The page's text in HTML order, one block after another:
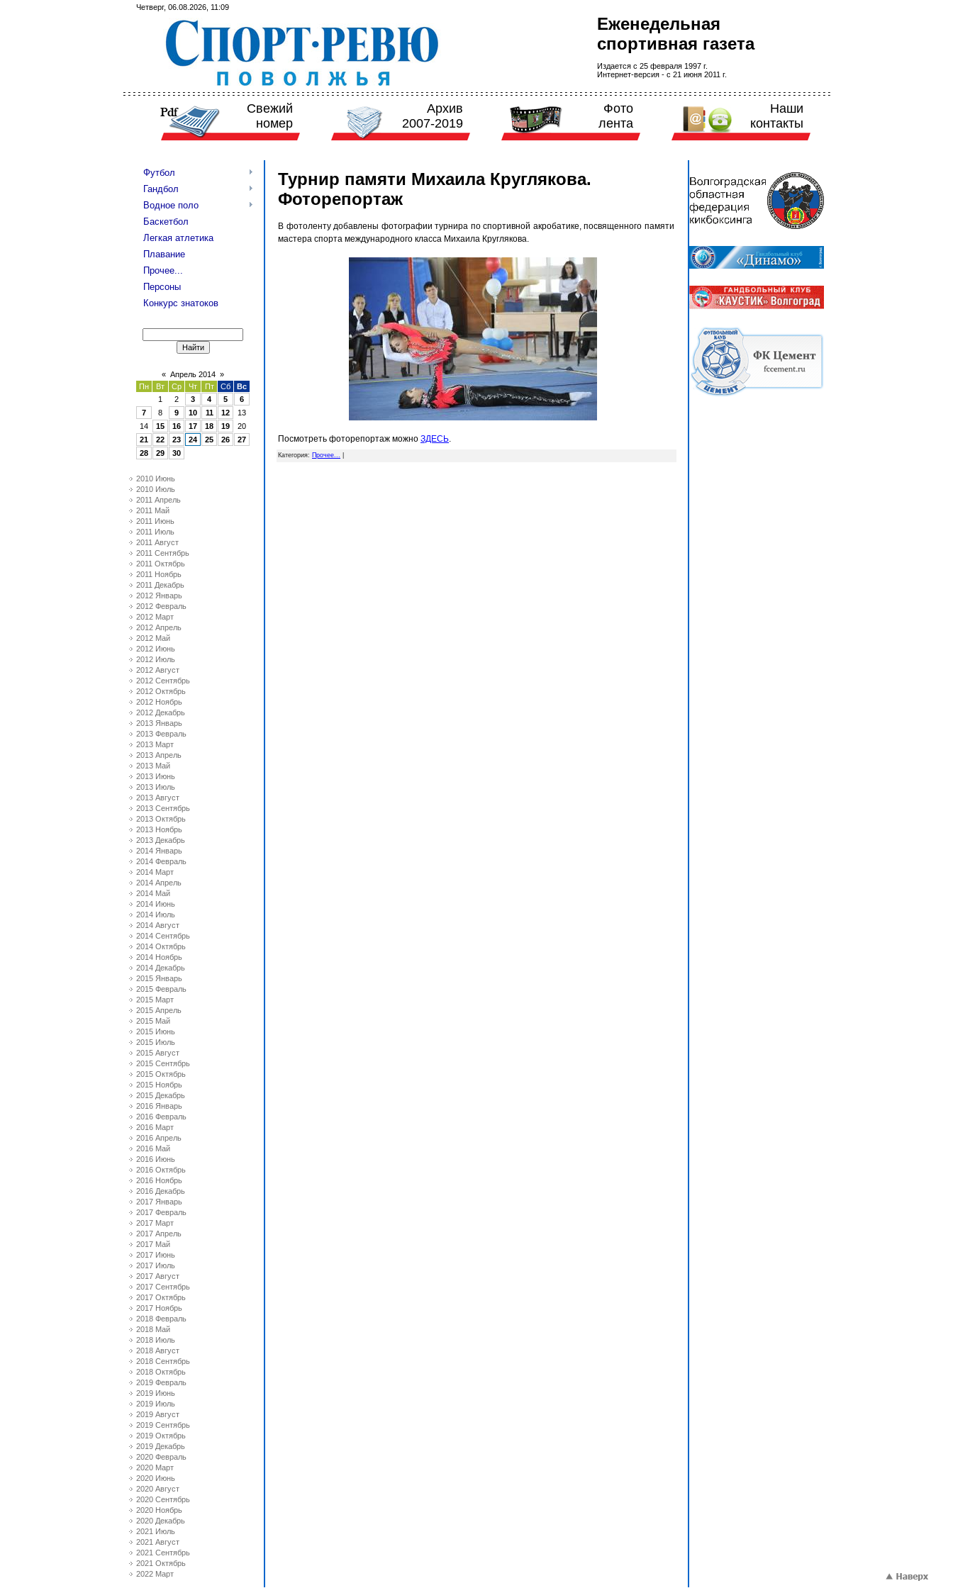
Четверг, 06.08.2026, 11:09
Еженедельная
спортивная газета
Издается с 25 февраля 1997 г.
Интернет-версия - с 21 июня 2011 г.
Свежий
номер
Архив
2007-2019
Фото
лента
Наши
контакты
Футбол
Гандбол
Водное поло
Баскетбол
Легкая атлетика
Плавание
Прочее...
Персоны
Конкурс знатоков
« Апрель 2014 »
Пн
Вт Ср Чт Пт Сб
Вс
1
2 3 4 5
6
7
8 9 10 11 12
13
14
15 16 17 18 19
20
21
22 23 24 25 26
27
28
29 30
2010 Июнь
2010 Июль
2011 Апрель
2011 Май
2011 Июнь
2011 Июль
2011 Август
2011 Сентябрь
2011 Октябрь
2011 Ноябрь
2011 Декабрь
2012 Январь
2012 Февраль
2012 Март
2012 Апрель
2012 Май
2012 Июнь
2012 Июль
2012 Август
2012 Сентябрь
2012 Октябрь
2012 Ноябрь
2012 Декабрь
2013 Январь
2013 Февраль
2013 Март
2013 Апрель
2013 Май
2013 Июнь
2013 Июль
2013 Август
2013 Сентябрь
2013 Октябрь
2013 Ноябрь
2013 Декабрь
2014 Январь
2014 Февраль
2014 Март
2014 Апрель
2014 Май
2014 Июнь
2014 Июль
2014 Август
2014 Сентябрь
2014 Октябрь
2014 Ноябрь
2014 Декабрь
2015 Январь
2015 Февраль
2015 Март
2015 Апрель
2015 Май
2015 Июнь
2015 Июль
2015 Август
2015 Сентябрь
2015 Октябрь
2015 Ноябрь
2015 Декабрь
2016 Январь
2016 Февраль
2016 Март
2016 Апрель
2016 Май
2016 Июнь
2016 Октябрь
2016 Ноябрь
2016 Декабрь
2017 Январь
2017 Февраль
2017 Март
2017 Апрель
2017 Май
2017 Июнь
2017 Июль
2017 Август
2017 Сентябрь
2017 Октябрь
2017 Ноябрь
2018 Февраль
2018 Май
2018 Июль
2018 Август
2018 Сентябрь
2018 Октябрь
2019 Февраль
2019 Июнь
2019 Июль
2019 Август
2019 Сентябрь
2019 Октябрь
2019 Декабрь
2020 Февраль
2020 Март
2020 Июнь
2020 Август
2020 Сентябрь
2020 Ноябрь
2020 Декабрь
2021 Июль
2021 Август
2021 Сентябрь
2021 Октябрь
2022 Март
Турнир памяти Михаила Круглякова.
Фоторепортаж
В фотоленту добавлены фотографии турнира по спортивной акробатике, посвященного памяти
мастера спорта международного класса Михаила Круглякова.
Посмотреть фоторепортаж можно ЗДЕСЬ.
Категория: Прочее...